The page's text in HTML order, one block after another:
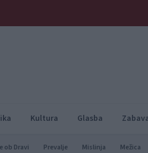
Kultura Glasba
ob Dravi Prevalje Mislinja Mežica